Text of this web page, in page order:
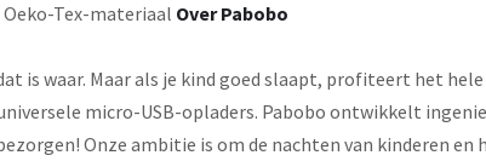
Oeko-Tex-materiaal Over Pabobo
is waar. Maar als je kind goed slaapt, profiteert het
micro-USB-opladers. Pabobo ontwikkelt
Onze ambitie is om de nachten van kinderen